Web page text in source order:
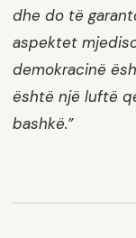
dhe do të
aspektet
demokracinë
është një luftë
bashkë.”